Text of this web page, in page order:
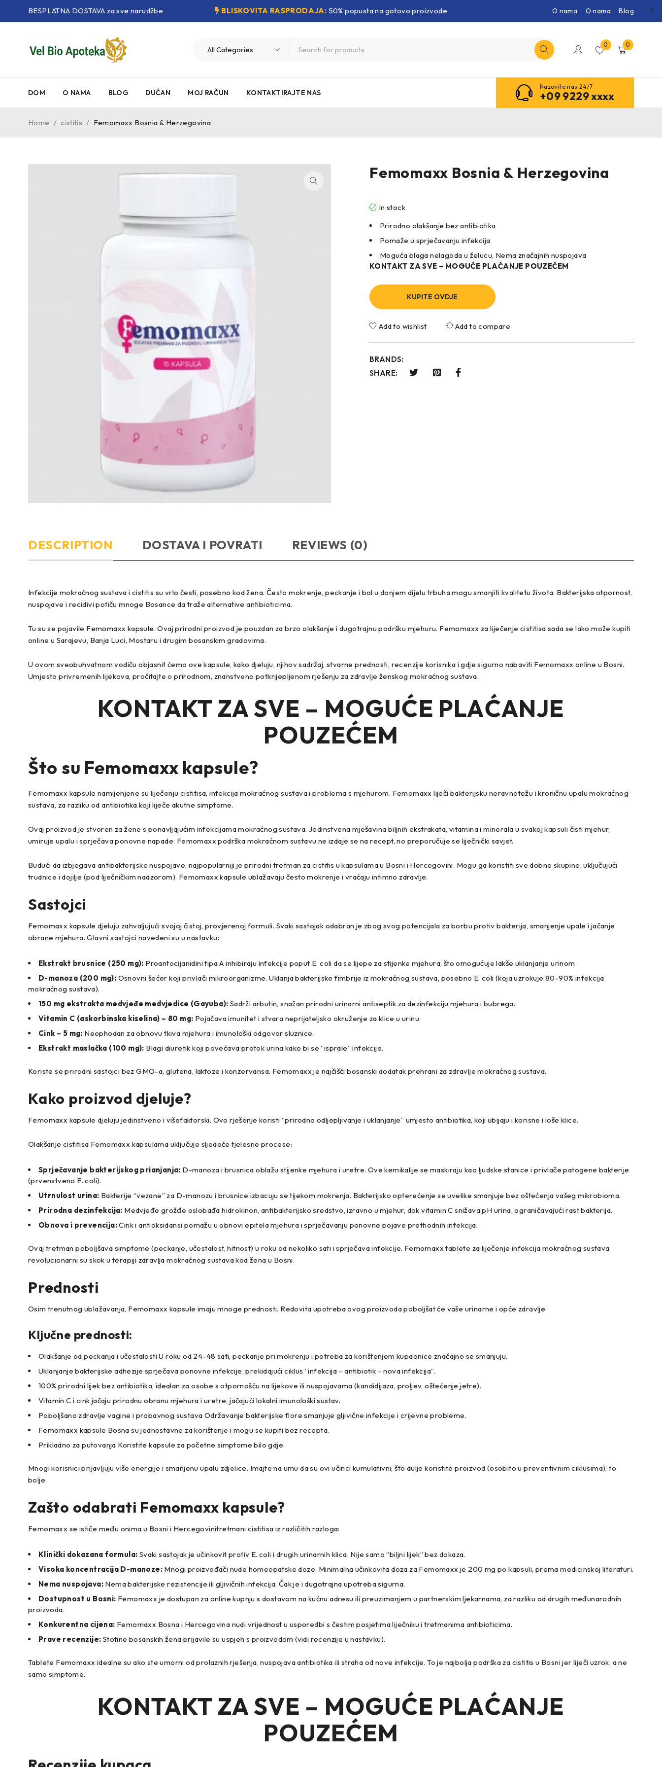
BESPLATNA DOSTAVA za sve narudžbe BLISKOVITA RASPRODAJA: 50% popusta na gotovo proizvode O nama O nama Blog
0 0
DOM O NAMA BLOG DUĆAN MOJ RAČUN KONTAKTIRAJTE NAS
Nazovite nas 24/7
+09 9229 xxxx
Home / cistitis / Femomaxx Bosnia & Herzegovina
Femomaxx Bosnia & Herzegovina
In stock
Prirodno olakšanje bez antibiotika
Pomaže u sprječavanju infekcija
Moguća blaga nelagoda u želucu, Nema značajnih nuspojava
KONTAKT ZA SVE – MOGUĆE PLAĆANJE POUZEĆEM
KUPITE OVDJE
Add to wishlist Add to compare
BRANDS:
SHARE:
DESCRIPTION DOSTAVA I POVRATI REVIEWS (0)
Infekcije mokraćnog sustava i cistitis su vrlo česti, posebno kod žena. Često mokrenje, peckanje i bol u donjem dijelu trbuha mogu smanjiti kvalitetu života. Bakterijska otpornost,
nuspojave i recidivi potiču mnoge Bosance da traže alternative antibioticima.
Tu su se pojavile Femomaxx kapsule. Ovaj prirodni proizvod je pouzdan za brzo olakšanje i dugotrajnu podršku mjehuru. Femomaxx za liječenje cistitisa sada se lako može kupiti
online u Sarajevu, Banja Luci, Mostaru i drugim bosanskim gradovima.
U ovom sveobuhvatnom vodiču objasnit ćemo ove kapsule, kako djeluju, njihov sadržaj, stvarne prednosti, recenzije korisnika i gdje sigurno nabaviti Femomaxx online u Bosni.
Umjesto privremenih lijekova, pročitajte o prirodnom, znanstveno potkrijepljenom rješenju za zdravlje ženskog mokraćnog sustava.
KONTAKT ZA SVE – MOGUĆE PLAĆANJE
POUZEĆEM
Što su Femomaxx kapsule?
Femomaxx kapsule namijenjene su liječenju cistitisa, infekcija mokraćnog sustava i problema s mjehurom. Femomaxx liječi bakterijsku neravnotežu i kroničnu upalu mokraćnog
sustava, za razliku od antibiotika koji liječe akutne simptome.
Ovaj proizvod je stvoren za žene s ponavljajućim infekcijama mokraćnog sustava. Jedinstvena mješavina biljnih ekstrakata, vitamina i minerala u svakoj kapsuli čisti mjehur,
umiruje upalu i sprječava ponovne napade. Femomaxx podrška mokraćnom sustavu ne izdaje se na recept, no preporučuje se liječnički savjet.
Budući da izbjegava antibakterijske nuspojave, najpopularniji je prirodni tretman za cistitis u kapsulama u Bosni i Hercegovini. Mogu ga koristiti sve dobne skupine, uključujući
trudnice i dojilje (pod liječničkim nadzorom). Femomaxx kapsule ublažavaju često mokrenje i vraćaju intimno zdravlje.
Sastojci
Femomaxx kapsule djeluju zahvaljujući svojoj čistoj, provjerenoj formuli. Svaki sastojak odabran je zbog svog potencijala za borbu protiv bakterija, smanjenje upale i jačanje
obrane mjehura. Glavni sastojci navedeni su u nastavku:
Ekstrakt brusnice (250 mg): Proantocijanidini tipa A inhibiraju infekcije poput E. coli da se lijepe za stijenke mjehura, što omogućuje lakše uklanjanje urinom.
D-manoza (200 mg): Osnovni šećer koji privlači mikroorganizme. Uklanja bakterijske fimbrije iz mokraćnog sustava, posebno E. coli (koja uzrokuje 80-90% infekcija
mokraćnog sustava).
150 mg ekstrakta medvjeđe medvjedice (Gayuba): Sadrži arbutin, snažan prirodni urinarni antiseptik za dezinfekciju mjehura i bubrega.
Vitamin C (askorbinska kiselina) – 80 mg: Pojačava imunitet i stvara neprijateljsko okruženje za klice u urinu.
Cink – 5 mg: Neophodan za obnovu tkiva mjehura i imunološki odgovor sluznice.
Ekstrakt maslačka (100 mg): Blagi diuretik koji povećava protok urina kako bi se “isprale” infekcije.
Koriste se prirodni sastojci bez GMO-a, glutena, laktoze i konzervansa. Femomaxx je najčišći bosanski dodatak prehrani za zdravlje mokraćnog sustava.
Kako proizvod djeluje?
Femomaxx kapsule djeluju jedinstveno i višefaktorski. Ovo rješenje koristi “prirodno odljepljivanje i uklanjanje” umjesto antibiotika, koji ubijaju i korisne i loše klice.
Olakšanje cistitisa Femomaxx kapsulama uključuje sljedeće tjelesne procese:
Sprječavanje bakterijskog prianjanja: D-manoza i brusnica oblažu stijenke mjehura i uretre. Ove kemikalije se maskiraju kao ljudske stanice i privlače patogene bakterije
(prvenstveno E. coli).
Utrnulost urina: Bakterije “vezane” za D-manozu i brusnice izbacuju se tijekom mokrenja. Bakterijsko opterećenje se uvelike smanjuje bez oštećenja vašeg mikrobioma.
Prirodna dezinfekcija: Medvjeđe grožđe oslobađa hidrokinon, antibakterijsko sredstvo, izravno u mjehur, dok vitamin C snižava pH urina, ograničavajući rast bakterija.
Obnova i prevencija:Cink i antioksidansi pomažu u obnovi epitela mjehura i sprječavanju ponovne pojave prethodnih infekcija.
Ovaj tretman poboljšava simptome (peckanje, učestalost, hitnost) u roku od nekoliko sati i sprječava infekcije. Femomaxx tablete za liječenje infekcija mokraćnog sustava
revolucionarni su skok u terapiji zdravlja mokraćnog sustava kod žena u Bosni.
Prednosti
Osim trenutnog ublažavanja, Femomaxx kapsule imaju mnoge prednosti. Redovita upotreba ovog proizvoda poboljšat će vaše urinarne i opće zdravlje.
Ključne prednosti:
Olakšanje od peckanja i učestalosti U roku od 24-48 sati, peckanje pri mokrenju i potreba za korištenjem kupaonice značajno se smanjuju.
Uklanjanje bakterijske adhezije sprječava ponovne infekcije, prekidajući ciklus “infekcija – antibiotik – nova infekcija”.
100% prirodni lijek bez antibiotika, idealan za osobe s otpornošću na lijekove ili nuspojavama (kandidijaza, proljev, oštećenje jetre).
Vitamin C i cink jačaju prirodnu obranu mjehura i uretre, jačajući lokalni imunološki sustav.
Poboljšano zdravlje vagine i probavnog sustava Održavanje bakterijske flore smanjuje gljivične infekcije i crijevne probleme.
Femomaxx kapsule Bosna su jednostavne za korištenje i mogu se kupiti bez recepta.
Prikladno za putovanja Koristite kapsule za početne simptome bilo gdje.
Mnogi korisnici prijavljuju više energije i smanjenu upalu zdjelice. Imajte na umu da su ovi učinci kumulativni; što dulje koristite proizvod (osobito u preventivnim ciklusima), to
bolje.
Zašto odabrati Femomaxx kapsule?
Femomaxx se ističe među onima u Bosni i Hercegovinitretmani cistitisa iz različitih razloga:
Klinički dokazana formula: Svaki sastojak je učinkovit protiv E. coli i drugih urinarnih klica. Nije samo “biljni lijek” bez dokaza.
Visoka koncentracija D-manoze: Mnogi proizvođači nude homeopatske doze. Minimalna učinkovita doza za Femomaxx je 200 mg po kapsuli, prema medicinskoj literaturi.
Nema nuspojava: Nema bakterijske rezistencije ili gljivičnih infekcija. Čak je i dugotrajna upotreba sigurna.
Dostupnost u Bosni: Femomaxx je dostupan za online kupnju s dostavom na kućnu adresu ili preuzimanjem u partnerskim ljekarnama, za razliku od drugih međunarodnih
proizvoda.
Konkurentna cijena: Femomaxx Bosna i Hercegovina nudi vrijednost u usporedbi s čestim posjetima liječniku i tretmanima antibioticima.
Prave recenzije: Stotine bosanskih žena prijavile su uspjeh s proizvodom (vidi recenzije u nastavku).
Tablete Femomaxx idealne su ako ste umorni od prolaznih rješenja, nuspojava antibiotika ili straha od nove infekcije. To je najbolja podrška za cistitis u Bosni jer liječi uzrok, a ne
samo simptome.
KONTAKT ZA SVE – MOGUĆE PLAĆANJE
POUZEĆEM